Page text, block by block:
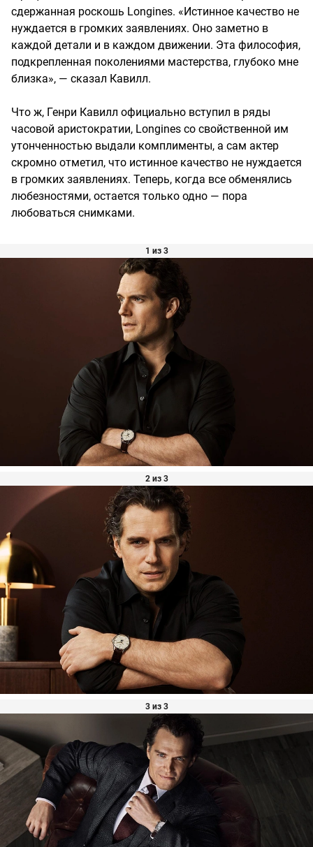
сдержанная роскошь Longines. «Истинное качество не
нуждается в громких заявлениях. Оно заметно в
каждой детали и в каждом движении. Эта философия,
подкрепленная поколениями мастерства, глубоко мне
близка», — сказал Кавилл.
Что ж, Генри Кавилл официально вступил в ряды
часовой аристократии, Longines со свойственной им
утонченностью выдали комплименты, а сам актер
скромно отметил, что истинное качество не нуждается
в громких заявлениях. Теперь, когда все обменялись
любезностями, остается только одно — пора
любоваться снимками.
1 из 3
2 из 3
3 из 3